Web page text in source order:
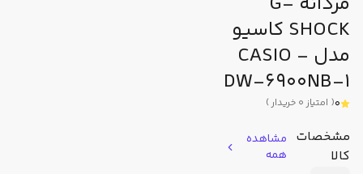
SHOCK کاسیو
مدل CASIO -
DW-6900NB-1
0
( امتیاز 0 خریدار)
مشخصات
کالا
مشاهده
همه